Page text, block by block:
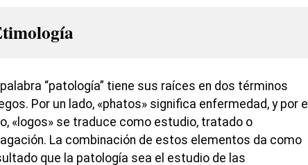
“patología” tiene sus raíces en dos términos
Por un lado, «phatos» significa enfermedad, y por el
«logos» se traduce como estudio, tratado o
La combinación de estos elementos da como
que la patología sea el estudio de las